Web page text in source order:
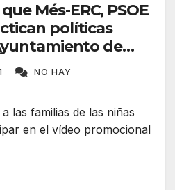
Més-ERC, PSOE
políticas
de
NO HAY
las familias de las niñas
en el vídeo promocional